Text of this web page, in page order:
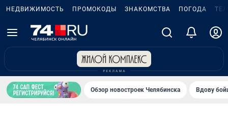
НЕДВИЖИМОСТЬ ПРОМОКОДЫ ЗНАКОМСТВА ПОГОДА
Обзор новостроек Челябинска Вдову